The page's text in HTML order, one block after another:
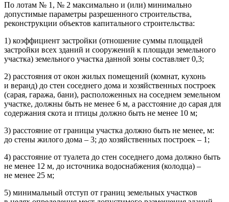
По лотам № 1, № 2 максимально и (или) минимально
допустимые параметры разрешенного строительства,
реконструкции объектов капитального строительства:
1) коэффициент застройки (отношение суммы площадей
застройки всех зданий и сооружений к площади земельного
участка) земельного участка данной зоны составляет 0,3;
2) расстояния от окон жилых помещений (комнат, кухонь
и веранд) до стен соседнего дома и хозяйственных построек
(сарая, гаража, бани), расположенных на соседнем земельном
участке, должны быть не менее 6 м, а расстояние до сарая для
содержания скота и птицы должно быть не менее 10 м;
3) расстояние от границы участка должно быть не менее, м:
до стены жилого дома – 3; до хозяйственных построек – 1;
4) расстояние от туалета до стен соседнего дома должно быть
не менее 12 м, до источника водоснабжения (колодца) –
не менее 25 м;
5) минимальный отступ от границ земельных участков